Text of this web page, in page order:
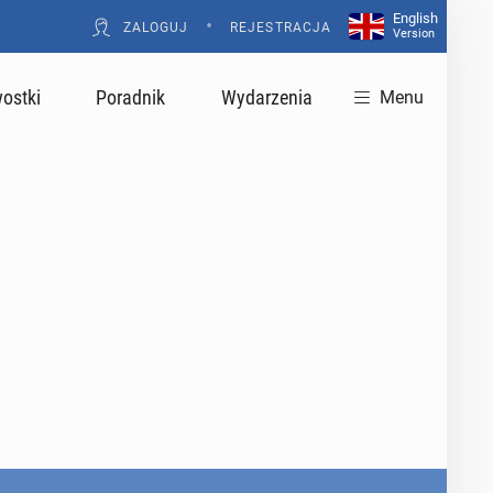
ZALOGUJ • REJESTRACJA
English
Version
Poradnik Wydarzenia Menu